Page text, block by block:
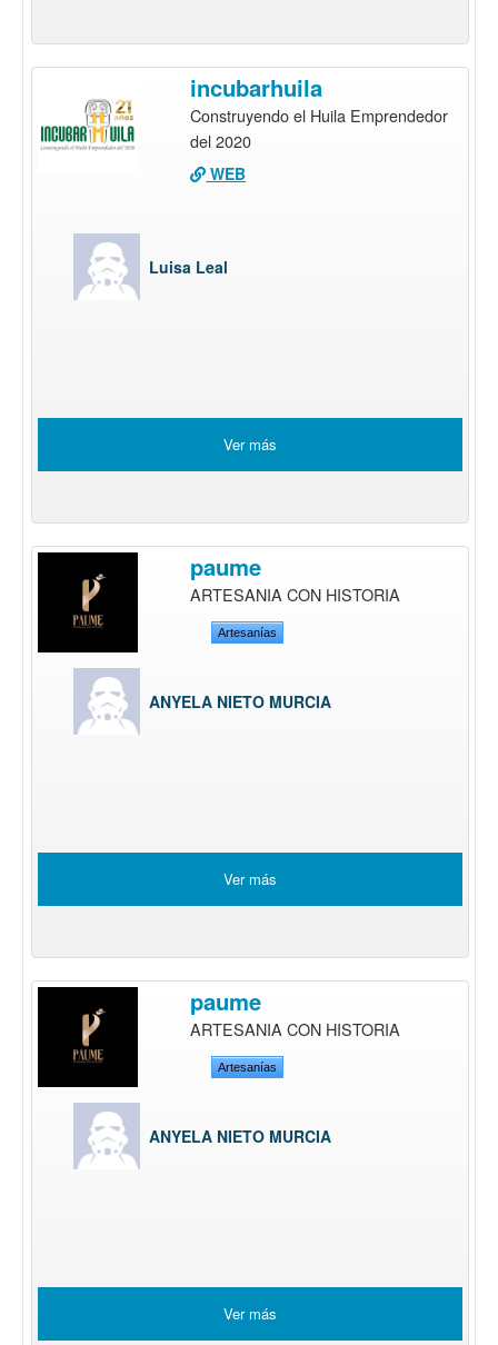
incubarhuila
Construyendo el Huila Emprendedor
del 2020
WEB
Luisa Leal
Ver más
paume
ARTESANIA CON HISTORIA
Artesanías
ANYELA NIETO MURCIA
Ver más
paume
ARTESANIA CON HISTORIA
Artesanías
ANYELA NIETO MURCIA
Ver más